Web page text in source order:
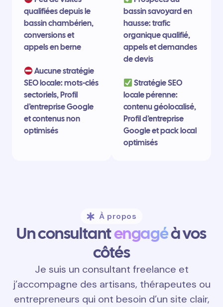
qualifiées depuis le
bassin chambérien,
conversions et
appels en berne
Aucune stratégie
SEO locale: mots-clés
sectoriels, Profil
d’entreprise Google
et contenus non
optimisés
bassin savoyard en
hausse: trafic
organique qualifié,
appels et demandes
de devis
Stratégie SEO
locale pérenne:
contenu géolocalisé,
Profil d’entreprise
Google et pack local
optimisés
À propos
Un consultantengagéà vos
côtés
Je suis un consultant freelance et
j’accompagne des artisans, thérapeutes ou
entrepreneurs qui ont besoin d’un site clair,